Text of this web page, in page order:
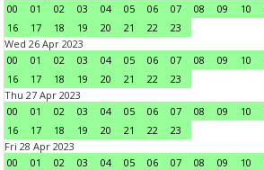
00
01 02 03 04 05 06 07 08 09 10
16
17 18 19 20 21 22
23
Wed 26 Apr 2023
00
01 02 03 04 05 06 07 08 09 10
16
17 18 19 20 21 22
23
Thu 27 Apr 2023
00
01 02 03 04 05 06 07 08 09 10
16
17 18 19 20 21 22
23
Fri 28 Apr 2023
00
01 02 03 04 05 06 07 08 09 10